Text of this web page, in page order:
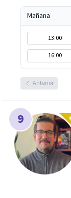
Mañana
13:00
16:00
Anterior
9